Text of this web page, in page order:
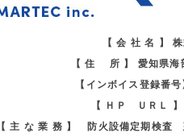
【 会 社 名 】
【 住 所 】 愛知県海
【インボイス登録
【 ＨＰ ＵＲＬ
【 主 な 業 務 】 防火設備定期検査